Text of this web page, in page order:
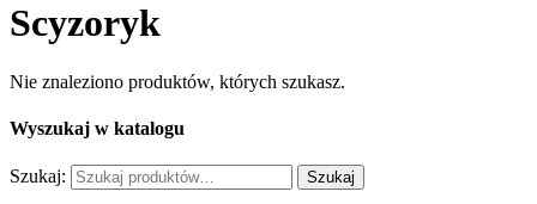
Scyzoryk
Nie znaleziono produktów, których szukasz.
Wyszukaj w katalogu
Szukaj: Szukaj